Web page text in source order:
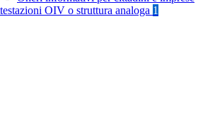
OIV o struttura analoga 1